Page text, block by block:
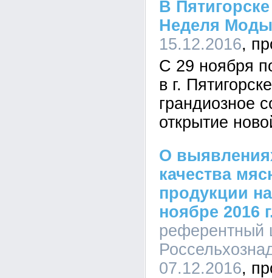
В
Неделя Моды
15.12.2016
С 29 ноября
в г.
грандиозное
открытие
О
качества
продукции
ноябре 2016
референтный
07.12.2016